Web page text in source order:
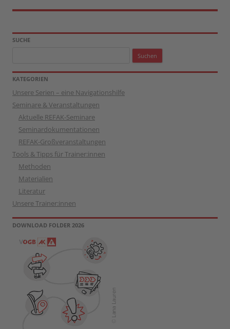
SUCHE
KATEGORIEN
Unsere Serien – eine Navigationshilfe
Seminare & Veranstaltungen
Aktuelle REFAK-Seminare
Seminardokumentationen
REFAK-Großveranstaltungen
Tools & Tipps für Trainer:innen
Methoden
Materialien
Literatur
Unsere Trainer:innen
DOWNLOAD FOLDER 2026